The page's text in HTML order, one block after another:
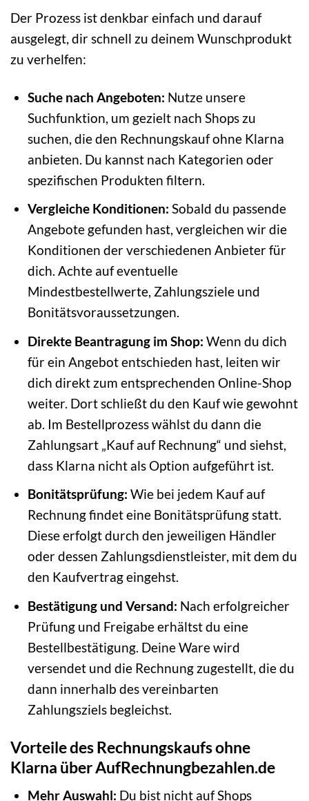
Der Prozess ist denkbar einfach und darauf
ausgelegt, dir schnell zu deinem Wunschprodukt
zu verhelfen:
Suche nach Angeboten: Nutze unsere
Suchfunktion, um gezielt nach Shops zu
suchen, die den Rechnungskauf ohne Klarna
anbieten. Du kannst nach Kategorien oder
spezifischen Produkten filtern.
Vergleiche Konditionen: Sobald du passende
Angebote gefunden hast, vergleichen wir die
Konditionen der verschiedenen Anbieter für
dich. Achte auf eventuelle
Mindestbestellwerte, Zahlungsziele und
Bonitätsvoraussetzungen.
Direkte Beantragung im Shop: Wenn du dich
für ein Angebot entschieden hast, leiten wir
dich direkt zum entsprechenden Online-Shop
weiter. Dort schließt du den Kauf wie gewohnt
ab. Im Bestellprozess wählst du dann die
Zahlungsart „Kauf auf Rechnung“ und siehst,
dass Klarna nicht als Option aufgeführt ist.
Bonitätsprüfung: Wie bei jedem Kauf auf
Rechnung findet eine Bonitätsprüfung statt.
Diese erfolgt durch den jeweiligen Händler
oder dessen Zahlungsdienstleister, mit dem du
den Kaufvertrag eingehst.
Bestätigung und Versand: Nach erfolgreicher
Prüfung und Freigabe erhältst du eine
Bestellbestätigung. Deine Ware wird
versendet und die Rechnung zugestellt, die du
dann innerhalb des vereinbarten
Zahlungsziels begleichst.
Vorteile des Rechnungskaufs ohne
Klarna über AufRechnungbezahlen.de
Mehr Auswahl: Du bist nicht auf Shops